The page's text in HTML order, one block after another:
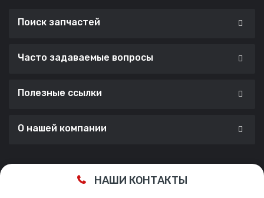
Поиск запчастей
Часто задаваемые вопросы
Полезные ссылки
О нашей компании
Сделано с ❤️ вCherry Lab Agency
НАШИ КОНТАКТЫ